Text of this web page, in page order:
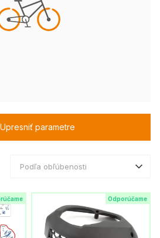
Upresniť parametre
Podľa obľúbenosti
Odporúčame